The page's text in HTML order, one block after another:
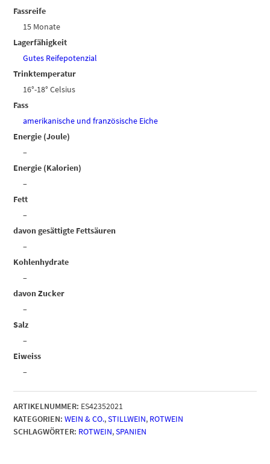
Fassreife
15 Monate
Lagerfähigkeit
Gutes Reifepotenzial
Trinktemperatur
16°-18° Celsius
Fass
amerikanische und französische Eiche
Energie (Joule)
–
Energie (Kalorien)
–
Fett
–
davon gesättigte Fettsäuren
–
Kohlenhydrate
–
davon Zucker
–
Salz
–
Eiweiss
–
ARTIKELNUMMER: ES42352021
KATEGORIEN: WEIN & CO.,STILLWEIN, ROTWEIN
SCHLAGWÖRTER: ROTWEIN,SPANIEN